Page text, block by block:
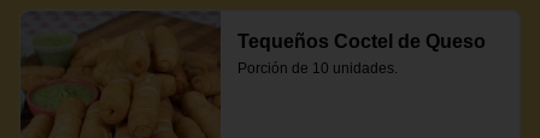
Tequeños Coctel de Queso
Porción de 10 unidades.